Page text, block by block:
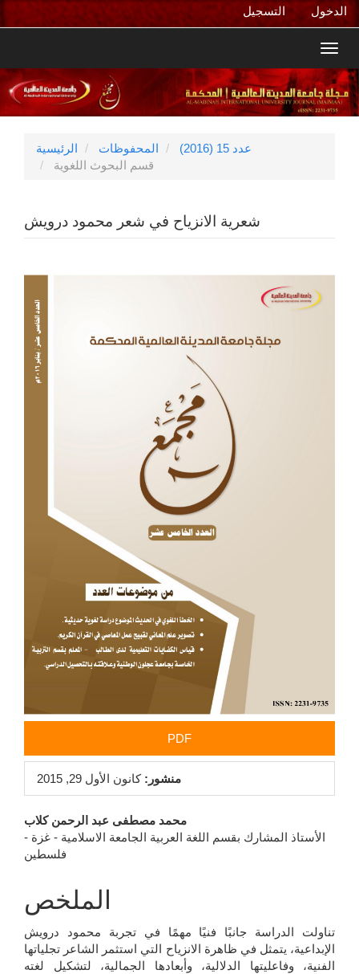
الرئيسي
الشريط
الجانبي
التسجيل الدخول
الرئيسية المحفوظات
عدد 15 (2016)
قسم البحوث اللغوية
شعرية الانزياح في شعر محمود درويش
الجانبي
للمقالة
PDF
منشور: كانون الأول 29, 2015
محتوى
المقالة
الرئيسي
محمد مصطفى عبد الرحمن كلاب
الأستاذ المشارك بقسم اللغة العربية الجامعة الاسلامية - غزة -
فلسطين
الملخص
تناولت الدراسة جانبًا فنيًا مهمًا في تجربة محمود درويش
الإبداعية، يتمثل في ظاهرة الانزياح التي استثمر الشاعر تجلياتها
الفنية، وفاعليتها الدلالية، وأبعادها الجمالية، لتشكيل لغته